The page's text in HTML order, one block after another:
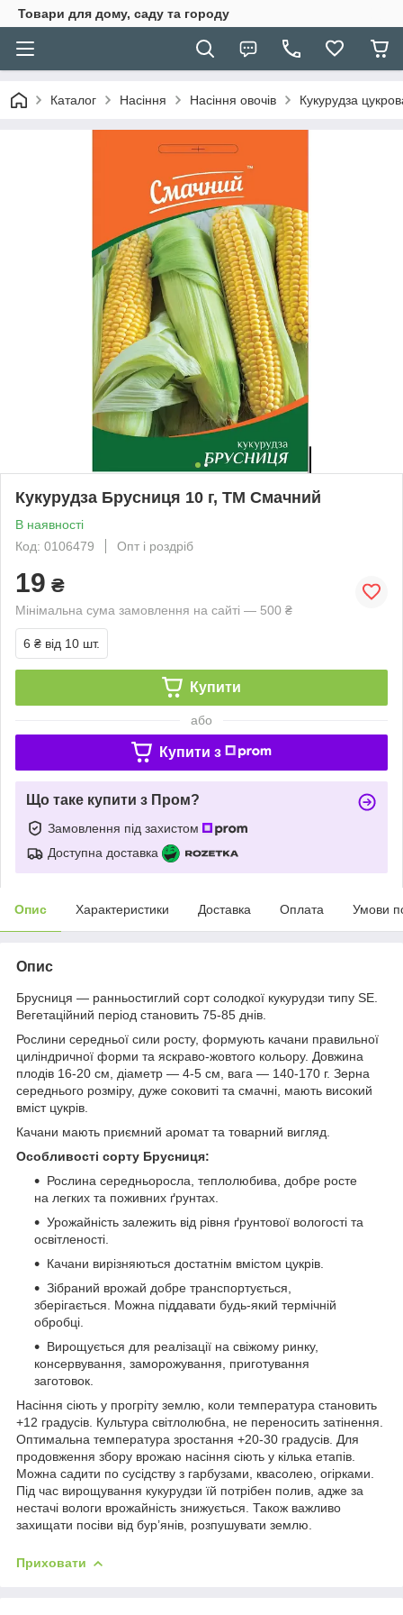
Товари для дому, саду та городу
Каталог Насіння Насіння овочів Кукурудза
Кукурудза Брусниця 10 г, ТМ Смачний
В наявності
Код: 0106479
Опт і роздріб
19 ₴
Мінімальна сума замовлення на сайті — 500 ₴
6 ₴ від 10 шт.
Купити
або
Купити з
Що таке купити з Пром?
Замовлення під захистом
Доступна доставка
Опис Характеристики Доставка Оплата Умови
Опис
Брусниця — ранньостиглий сорт солодкої кукурудзи типу SE.
Вегетаційний період становить 75-85 днів.
Рослини середньої сили росту, формують качани правильної
циліндричної форми та яскраво-жовтого кольору. Довжина
плодів 16-20 см, діаметр — 4-5 см, вага — 140-170 г. Зерна
середнього розміру, дуже соковиті та смачні, мають високий
вміст цукрів.
Качани мають приємний аромат та товарний вигляд.
Особливості сорту Брусниця:
Рослина середньоросла, теплолюбива, добре росте
на легких та поживних ґрунтах.
Урожайність залежить від рівня ґрунтової вологості та
освітленості.
Качани вирізняються достатнім вмістом цукрів.
Зібраний врожай добре транспортується,
зберігається. Можна піддавати будь-який термічній
обробці.
Вирощується для реалізації на свіжому ринку,
консервування, заморожування, приготування
заготовок.
Насіння сіють у прогріту землю, коли температура становить
+12 градусів. Культура світлолюбна, не переносить затінення.
Оптимальна температура зростання +20-30 градусів. Для
продовження збору врожаю насіння сіють у кілька етапів.
Можна садити по сусідству з гарбузами, квасолею, огірками.
Під час вирощування кукурудзи їй потрібен полив, адже за
нестачі вологи врожайність знижується. Також важливо
захищати посіви від бур’янів, розпушувати землю.
Приховати